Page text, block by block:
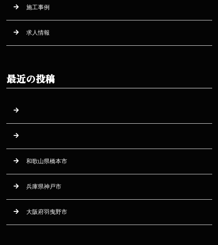
施工事例
求人情報
最近の投稿
和歌山県橋本市
兵庫県神戸市
大阪府羽曳野市